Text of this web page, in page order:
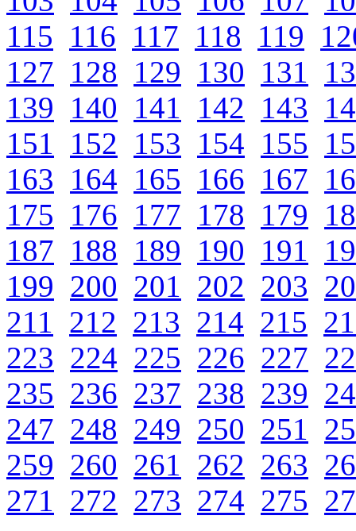
115 116 117 118 119
127 128 129 130 131
139 140 141 142 143
151
152 153 154 155
163 164 165 166 167
175 176 177 178 179
187 188 189 190 191
199 200 201 202 203
211 212 213 214 215
223 224 225 226 227
235 236 237 238 239
247 248 249 250 251
259 260 261 262 263
271 272 273 274 275